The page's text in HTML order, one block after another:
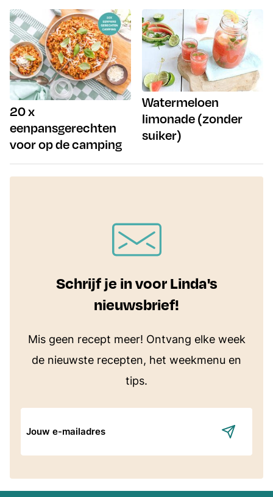
20 x
eenpansgerechten
voor op de camping
Watermeloen
limonade (zonder
suiker)
Schrijf je in voor Linda's
nieuwsbrief!
Mis geen recept meer! Ontvang elke week
de nieuwste recepten, het weekmenu en
tips.
mailadres